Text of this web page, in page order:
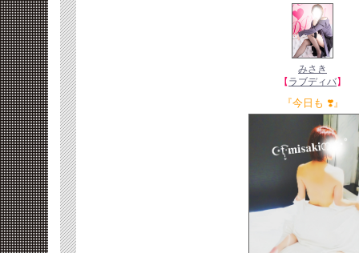
みさき
【 ラブディバ】
『今日も ❣️』